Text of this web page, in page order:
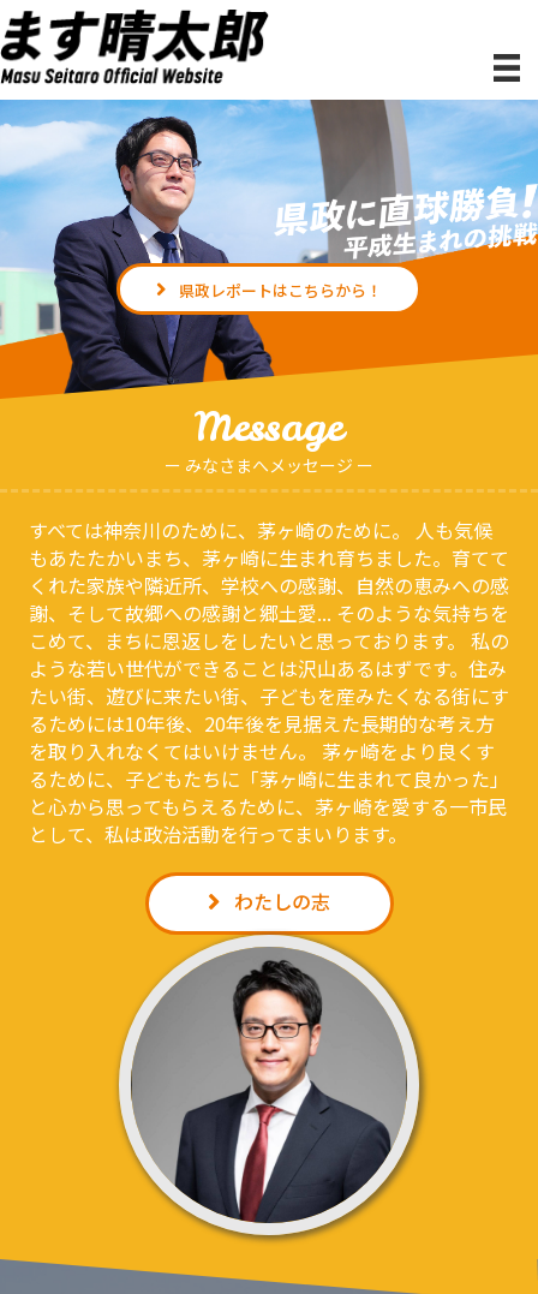
県政レポートはこちらから！
Message
ー みなさまへメッセージ ー
すべては神奈川のために、茅ヶ崎のために。 人も気候
もあたたかいまち、茅ヶ崎に生まれ育ちました。育てて
くれた家族や隣近所、学校への感謝、自然の恵みへの感
謝、そして故郷への感謝と郷土愛... そのような気持ちを
こめて、まちに恩返しをしたいと思っております。 私の
ような若い世代ができることは沢山あるはずです。住み
たい街、遊びに来たい街、子どもを産みたくなる街にす
るためには10年後、20年後を見据えた⻑期的な考え方
を取り入れなくてはいけません。 茅ヶ崎をより良くす
るために、子どもたちに「茅ヶ崎に生まれて良かった」
と心から思ってもらえるために、茅ヶ崎を愛する一市⺠
として、私は政治活動を行ってまいります。
わたしの志